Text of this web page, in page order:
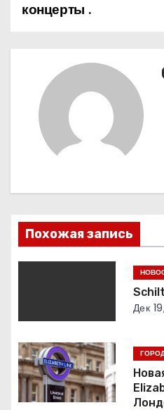
з
и
с
я
концерты .
Похожая запись
Дек